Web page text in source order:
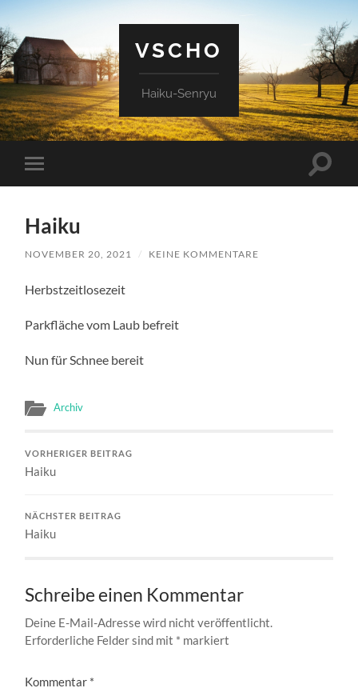
VSCHO
Haiku-Senryu
Mobile-
Menü
Haiku
NOVEMBER 20, 2021 / KEINE KOMMENTARE
Herbstzeitlosezeit
Parkfläche vom Laub befreit
Nun für Schnee bereit
Archiv
VORHERIGER BEITRAG
Haiku
NÄCHSTER BEITRAG
Haiku
Schreibe einen Kommentar
Deine E-Mail-Adresse wird nicht veröffentlicht.
Erforderliche Felder sind mit * markiert
Kommentar *